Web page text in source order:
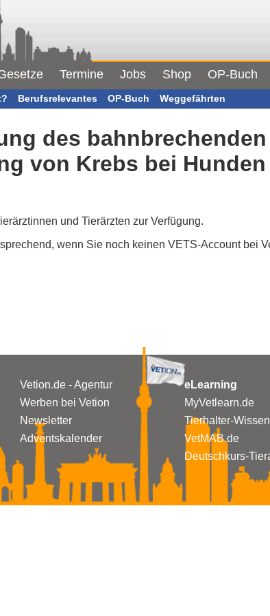
Termine Jobs Shop OP-Buch
Berufsrelevantes OP-Buch Weggefährten
des
von Krebs bei Hunden
und Tierärzten zur Verfügung.
wenn Sie noch keinen VETS-Account bei
Vetion.de - Agentur
Werben bei Vetion
Newsletter
Adventskalender
eLearning
MyVetlearn.de
Tierhalter-
VetMAB.de
Deutschkurs-